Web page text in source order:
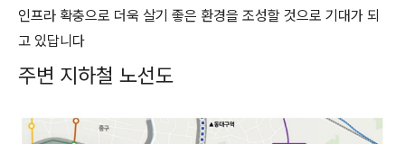
인프라 확충으로 더욱 살기 좋은 환경을 조성할 것으로 기대가 되
고 있답니다
주변 지하철 노선도